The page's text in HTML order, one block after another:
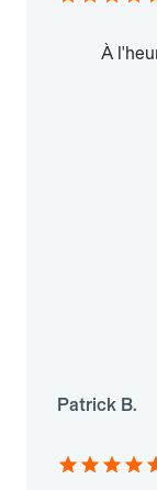
À
Patrick B.